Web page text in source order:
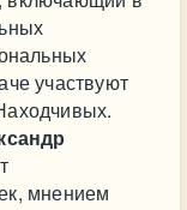
участвуют
мнением